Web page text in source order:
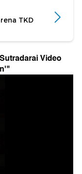
TKD
Video
"